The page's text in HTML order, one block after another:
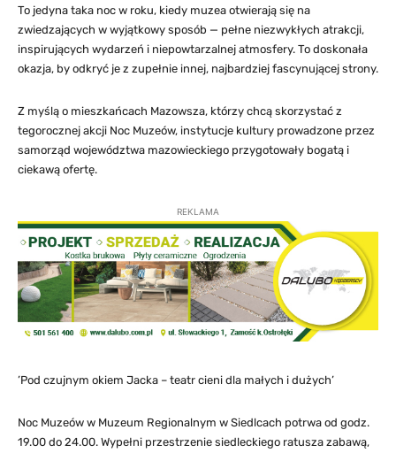
To jedyna taka noc w roku, kiedy muzea otwierają się na
zwiedzających w wyjątkowy sposób — pełne niezwykłych atrakcji,
inspirujących wydarzeń i niepowtarzalnej atmosfery. To doskonała
okazja, by odkryć je z zupełnie innej, najbardziej fascynującej strony.
Z myślą o mieszkańcach Mazowsza, którzy chcą skorzystać z
tegorocznej akcji Noc Muzeów, instytucje kultury prowadzone przez
samorząd województwa mazowieckiego przygotowały bogatą i
ciekawą ofertę.
REKLAMA
’Pod czujnym okiem Jacka – teatr cieni dla małych i dużych’
Noc Muzeów w Muzeum Regionalnym w Siedlcach potrwa od godz.
19.00 do 24.00. Wypełni przestrzenie siedleckiego ratusza zabawą,